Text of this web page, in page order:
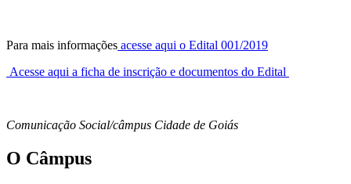
Para mais informações acesse aqui o Edital 001/2019
Acesse aqui a ficha de inscrição e documentos do Edital
Comunicação Social/câmpus Cidade de Goiás
O Câmpus